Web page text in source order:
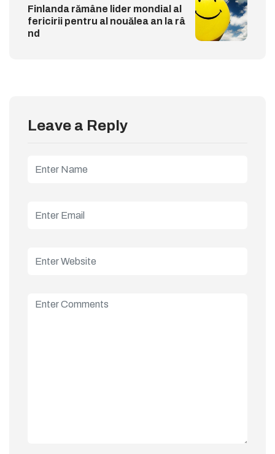
Finlanda rămâne lider mondial al
fericirii pentru al nouălea an la râ
nd
Leave a Reply